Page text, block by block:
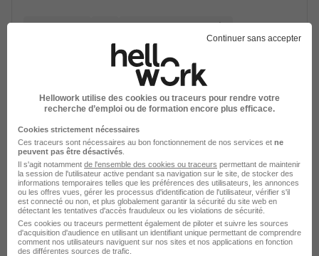
Nantes - 44 CDI 2 150 - 2 710 € / mois
Agent - Agente de Sécurité Ssiap 1
H/F
A2B Sécurité
Nantes - 44 CDI 12,96 - 13,45 € / heure
Continuer sans accepter
Hellowork utilise des cookies ou traceurs pour rendre votre
recherche d’emploi ou de formation encore plus efficace.
Cookies strictement nécessaires
Ces traceurs sont nécessaires au bon fonctionnement de nos services et ne
peuvent pas être désactivés
Il s'agit notamment de l'ensemble des cookies ou traceurs permettant de maintenir
la session de l'utilisateur active pendant sa navigation sur le site, de stocker des
informations temporaires telles que les préférences des utilisateurs, les annonces
ou les offres vues, gérer les processus d'identification de l'utilisateur, vérifier s'il
est connecté ou non, et plus globalement garantir la sécurité du site web en
détectant les tentatives d'accès frauduleux ou les violations de sécurité.
Ces cookies ou traceurs permettent également de piloter et suivre les sources
d'acquisition d'audience en utilisant un identifiant unique permettant de comprendre
comment nos utilisateurs naviguent sur nos sites et nos applications en fonction
des différentes sources de trafic.